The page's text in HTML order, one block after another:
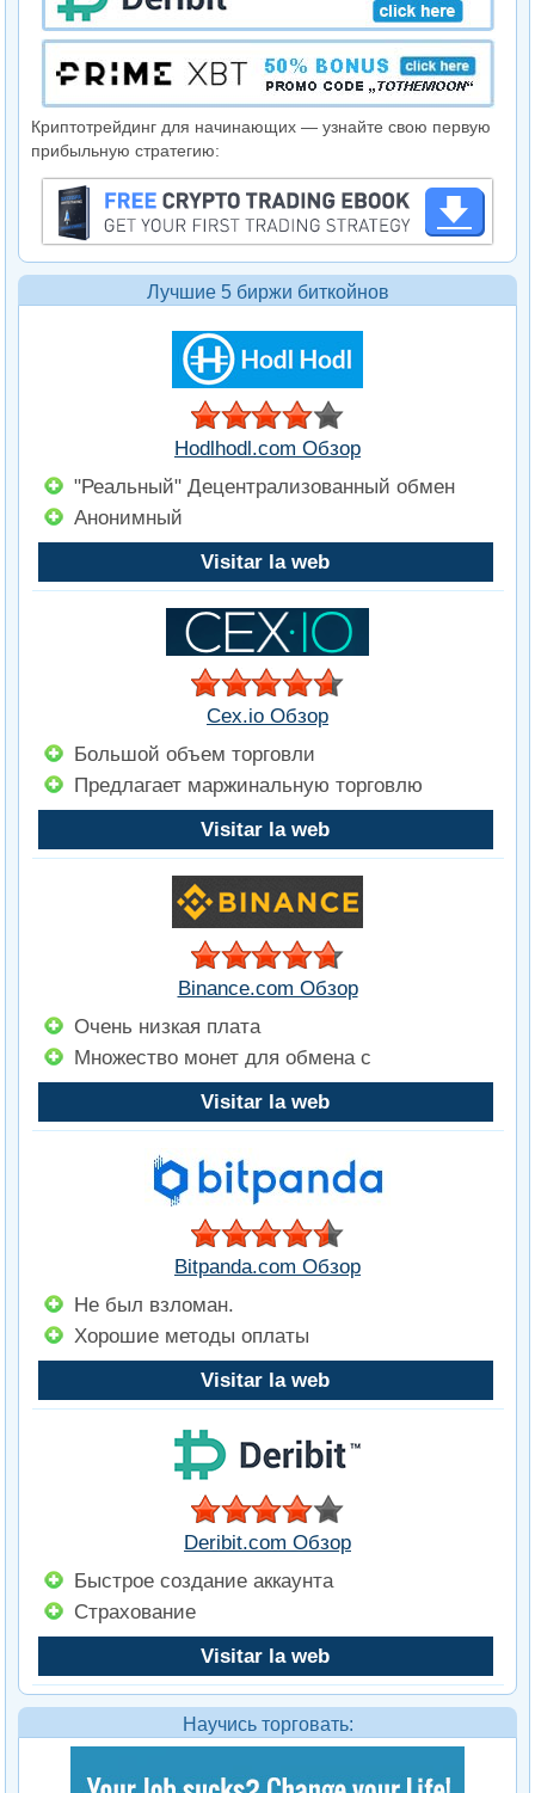
Криптотрейдинг для начинающих — узнайте свою первую
прибыльную стратегию:
Лучшие 5 биржи биткойнов
Hodlhodl.com Обзор
"Реальный" Децентрализованный обмен
Анонимный
Visitar la web
Cex.io Обзор
Большой объем торговли
Предлагает маржинальную торговлю
Visitar la web
Binance.com Обзор
Очень низкая плата
Множество монет для обмена с
Visitar la web
Bitpanda.com Обзор
Не был взломан.
Хорошие методы оплаты
Visitar la web
Deribit.com Обзор
Быстрое создание аккаунта
Страхование
Visitar la web
Научись торговать: